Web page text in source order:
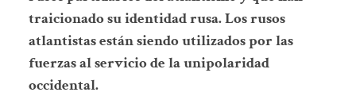
traicionado su identidad rusa. Los rusos
atlantistas están siendo utilizados por las
fuerzas al servicio de la unipolaridad
occidental.